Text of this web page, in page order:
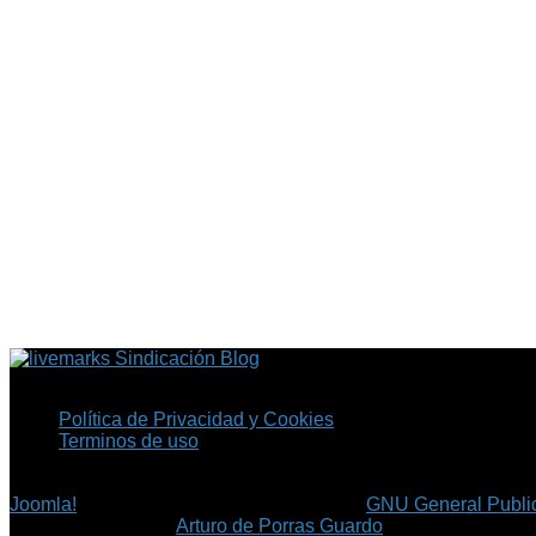
Sindicación Blog
Política de Privacidad y Cookies
Terminos de uso
Joomla!
GNU General
©Arturo de Porras Guardo